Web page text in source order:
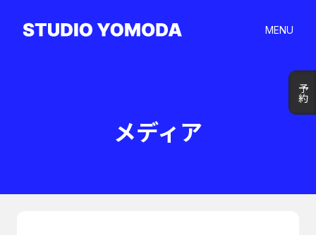
MENU
予約
予約
メディア